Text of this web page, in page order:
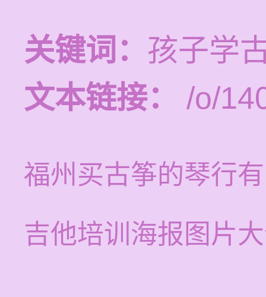
关键词： 孩子学
文本链接：
/o/
福州买古筝的琴行
吉他培训海报图片